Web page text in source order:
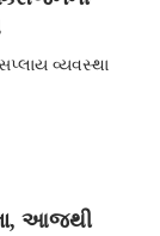
વ્યવસ્થા
આજથી